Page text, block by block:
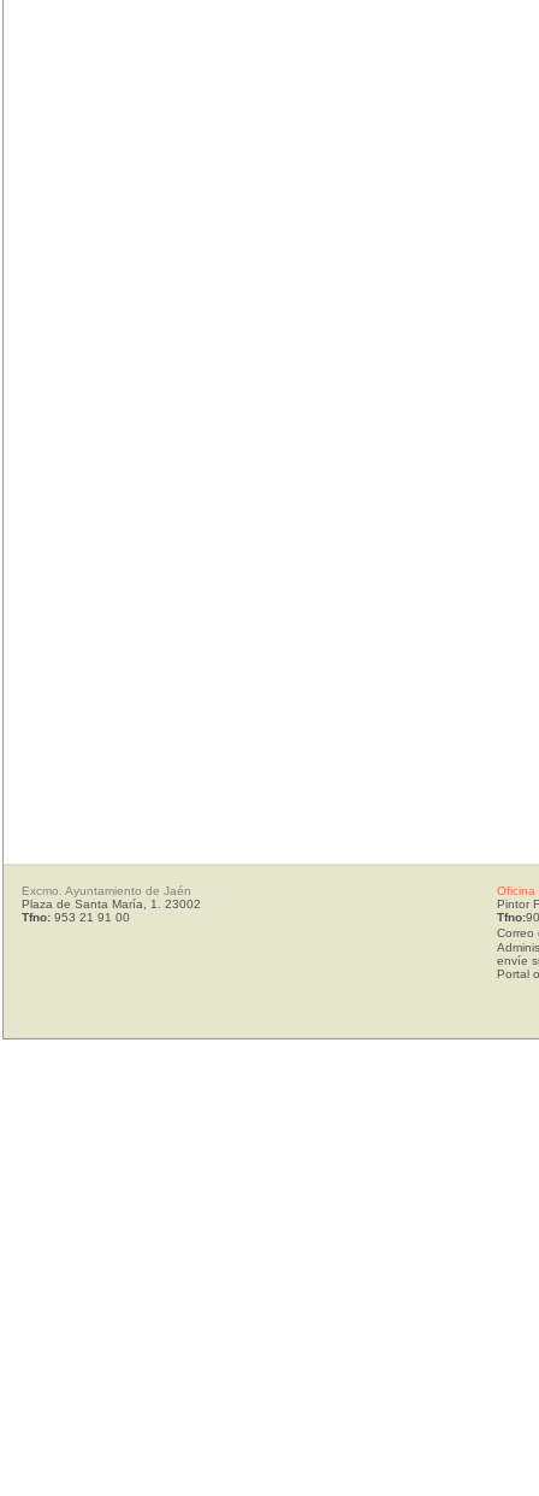
Excmo. Ayuntamiento de Jaén
Plaza de Santa María, 1. 23002
Tfno: 953 21 91 00
Oficina
Pintor
Tfno:
Correo
envíe
Portal